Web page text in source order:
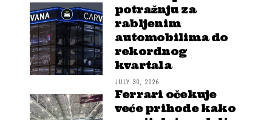
potražnju za
rabljenim
automobilima do
rekordnog
kvartala
JULY 30, 2026
Ferrari očekuje
veće prihode kako